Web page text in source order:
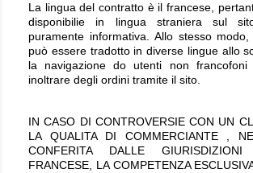
La lingua del contratto è il francese,
disponibilie in lingua straniera sul
puramente informativa. Allo stesso
può essere tradotto in diverse lingue allo
la navigazione do utenti non francofoni
inoltrare degli ordini tramite il sito.
IN CASO DI CONTROVERSIE CON UN
LA QUALITA DI COMMERCIANTE ,
CONFERITA DALLE
FRANCESE, LA COMPETENZA